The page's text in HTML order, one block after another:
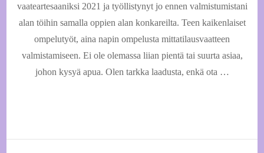
vaateartesaaniksi 2021 ja työllistynyt jo ennen valmistumistani
alan töihin samalla oppien alan konkareilta. Teen kaikenlaiset
ompelutyöt, aina napin ompelusta mittatilausvaatteen
valmistamiseen. Ei ole olemassa liian pientä tai suurta asiaa,
johon kysyä apua. Olen tarkka laadusta, enkä ota …